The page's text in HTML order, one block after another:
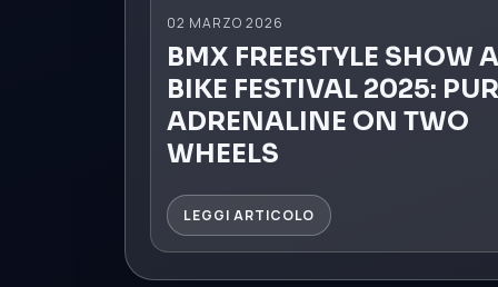
02 MARZO 2026
BMX FREESTYLE SHOW
BIKE FESTIVAL 2025:
ADRENALINE ON TWO
WHEELS
LEGGI ARTICOLO